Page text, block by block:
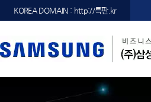
KOREA DOMAIN : http://특판.kr